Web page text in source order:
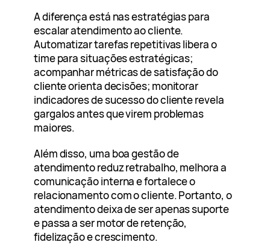
A diferença está nas estratégias para
escalar atendimento ao cliente.
Automatizar tarefas repetitivas libera o
time para situações estratégicas;
acompanhar métricas de satisfação do
cliente orienta decisões; monitorar
indicadores de sucesso do cliente revela
gargalos antes que virem problemas
maiores.
Além disso, uma boa gestão de
atendimento reduz retrabalho, melhora a
comunicação interna e fortalece o
relacionamento com o cliente. Portanto, o
atendimento deixa de ser apenas suporte
e passa a ser motor de retenção,
fidelização e crescimento.